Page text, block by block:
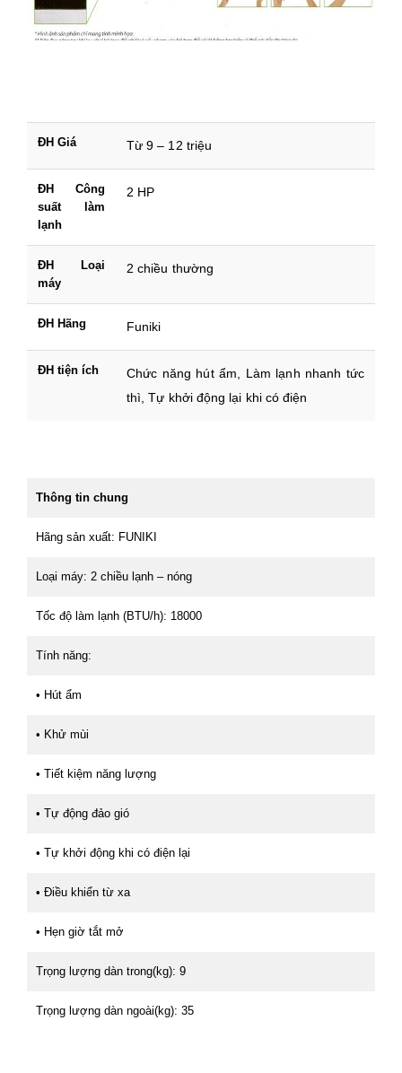
ĐH Giá Từ 9 – 12 triệu
ĐH Công
suất làm
lạnh
2 HP
ĐH Loại
máy
2 chiều thường
ĐH Hãng Funiki
ĐH tiện ích
Chức năng hút ẩm, Làm lạnh nhanh tức
thì, Tự khởi động lại khi có điện
Thông tin chung
Hãng sản xuất: FUNIKI
Loại máy: 2 chiều lạnh – nóng
Tốc độ làm lạnh (BTU/h): 18000
Tính năng:
• Hút ẩm
• Khử mùi
• Tiết kiệm năng lượng
• Tự động đảo gió
• Tự khởi động khi có điện lại
• Điều khiển từ xa
• Hẹn giờ tắt mở
Trọng lượng dàn trong(kg): 9
Trọng lượng dàn ngoài(kg): 35